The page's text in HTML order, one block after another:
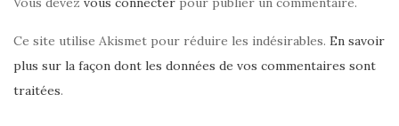
Ce site utilise Akismet pour réduire les indésirables. En savoir
plus sur la façon dont les données de vos commentaires sont
traitées.